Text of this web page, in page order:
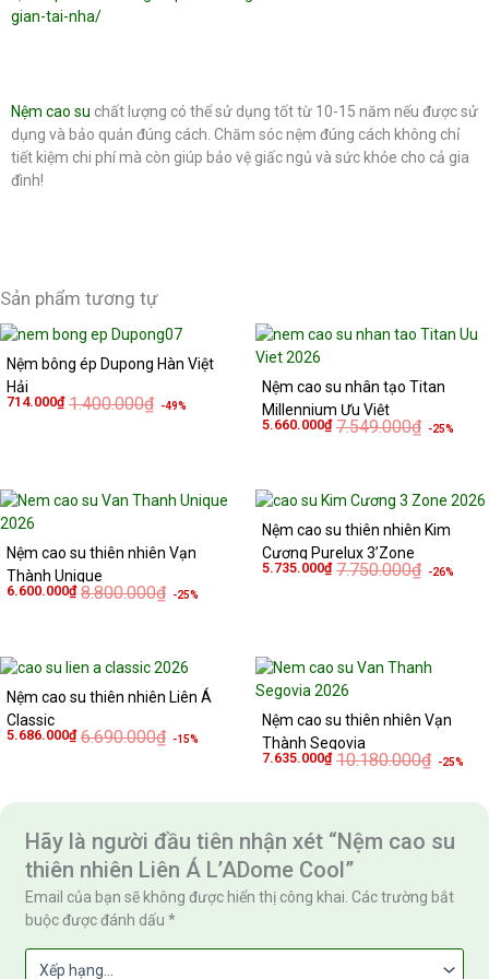
gian-tai-nha/
Nệm cao su chất lượng có thể sử dụng tốt từ 10-15 năm nếu được sử
dụng và bảo quản đúng cách. Chăm sóc nệm đúng cách không chỉ
tiết kiệm chi phí mà còn giúp bảo vệ giấc ngủ và sức khỏe cho cả gia
đình!
Sản phẩm tương tự
Nệm bông ép Dupong Hàn Việt
Hải
1.400.000₫
Giá
gốc
là:
714.000₫
Giá
hiện
tại
714.000₫.
-49%
Nệm cao su nhân tạo Titan
Millennium Ưu Việt
7.549.000₫
Giá
5.660.000₫
Giá
là:
-25%
Nệm cao su thiên nhiên Vạn
Thành Unique
8.800.000₫
Giá
8.800.000₫.
6.600.000₫
Giá
là:
6.600.000₫.
-25%
Nệm cao su thiên nhiên Kim
Cương Purelux 3’Zone
7.750.000₫
Giá
là:
5.735.000₫
Giá
tại
-26%
Nệm cao su thiên nhiên Liên Á
Classic
6.690.000₫
Giá
là:
5.686.000₫
Giá
tại
5.686.000₫.
-15%
Nệm cao su thiên nhiên Vạn
Thành Segovia
10.180.000₫
7.635.000₫
là:
-25%
Hãy là người đầu tiên nhận xét “Nệm cao su
thiên nhiên Liên Á L’ADome Cool”
Email của bạn sẽ không được hiển thị công khai. Các trường bắt
buộc được đánh dấu*